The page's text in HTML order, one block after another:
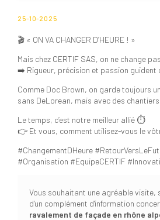
25-10-2025
🎬 « ON VA CHANGER D’HEURE ! »
Mais chez CERTIF SAS, on ne change
➡️ Rigueur, précision et passion guident
Comme Doc Brown, on garde toujours
sans DeLorean, mais avec des chantiers
Le temps, c’est notre meilleur allié ⏱
👉 Et vous, comment utilisez-vous le
#ChangementDHeure
#Organisation #EquipeCERTIF
Vous souhaitant une agréable visite,
d'un complément d'information
ravalement de façade en rhône